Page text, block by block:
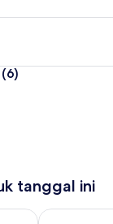
(6)
tanggal ini
ini Agu 8 - Agu 9
Periksa